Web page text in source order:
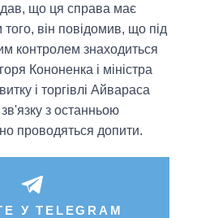
що ця справа має
того, він повідомив, що під
контролем знаходиться
Кононенка і міністра
і торгівлі Айвараса
з останньою
проводяться допити.
У TELEGRAM